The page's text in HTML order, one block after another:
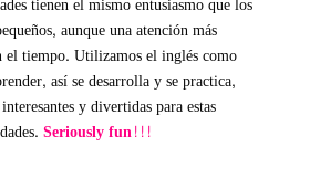
aunque una atención más
el tiempo. Utilizamos el inglés como
así se desarrolla y se practica,
y divertidas para estas
Seriously fun!!!